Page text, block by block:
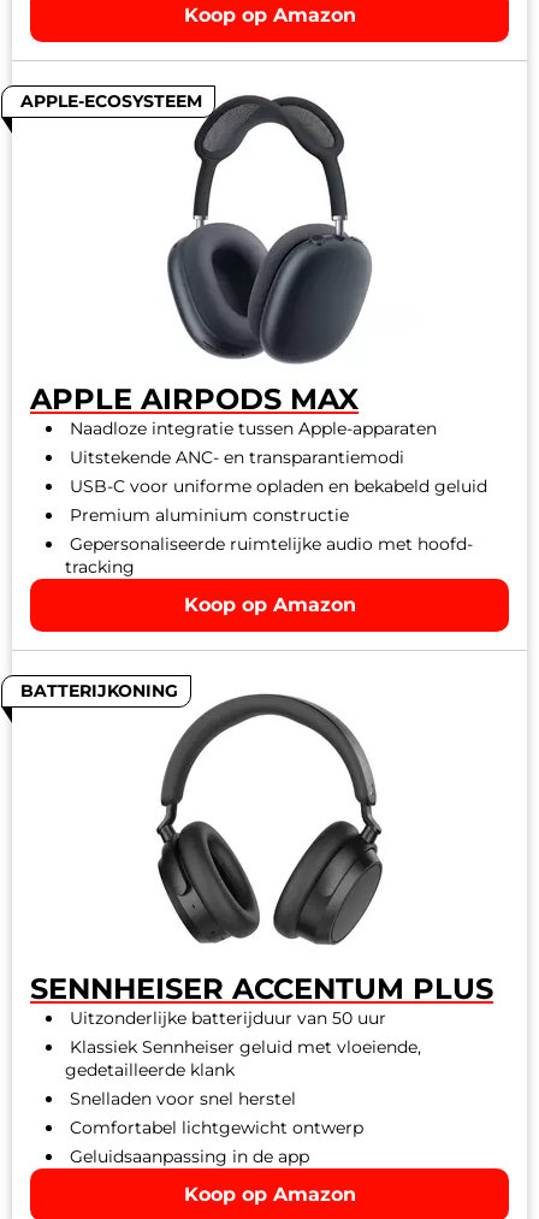
Koop op Amazon
APPLE-ECOSYSTEEM
APPLE AIRPODS MAX
Naadloze integratie tussen Apple-apparaten
Uitstekende ANC- en transparantiemodi
USB-C voor uniforme opladen en bekabeld geluid
Premium aluminium constructie
Gepersonaliseerde ruimtelijke audio met hoofd-
tracking
Koop op Amazon
BATTERIJKONING
SENNHEISER ACCENTUM PLUS
Uitzonderlijke batterijduur van 50 uur
Klassiek Sennheiser geluid met vloeiende,
gedetailleerde klank
Snelladen voor snel herstel
Comfortabel lichtgewicht ontwerp
Geluidsaanpassing in de app
Koop op Amazon